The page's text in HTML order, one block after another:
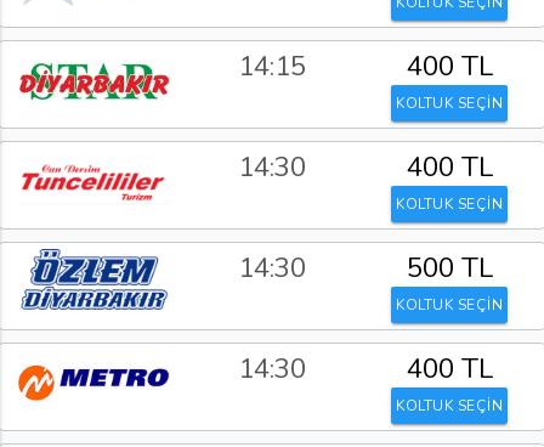
14:15 400 TL
KOLTUK SEÇİN
14:30 400 TL
KOLTUK SEÇİN
14:30 500 TL
KOLTUK SEÇİN
14:30 400 TL
KOLTUK SEÇİN